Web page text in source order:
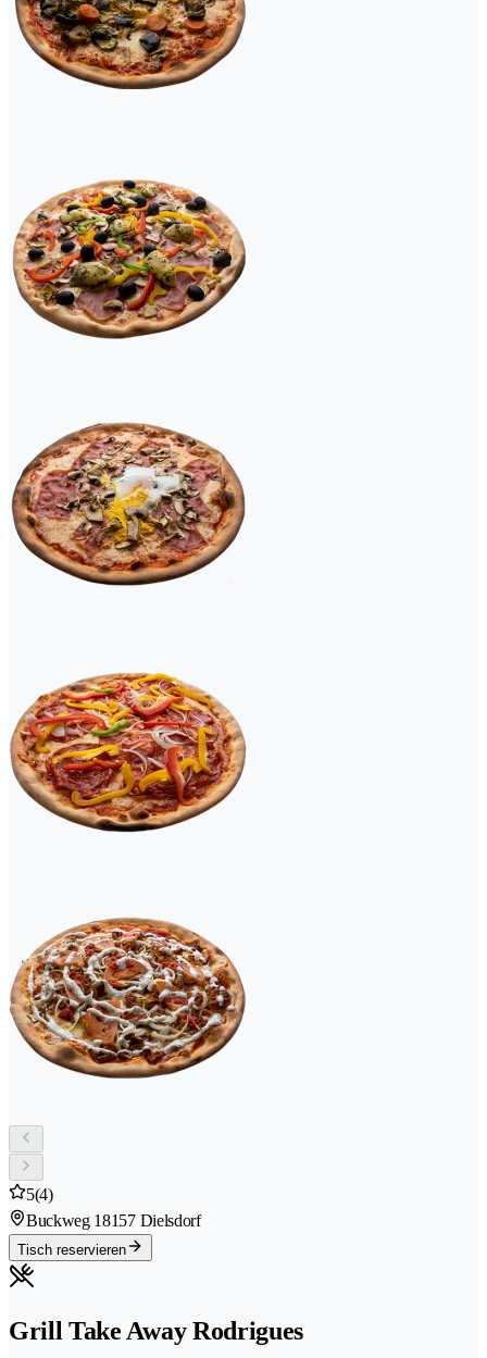
5(4)
Buckweg 18157 Dielsdorf
Tisch reservieren
Grill Take Away Rodrigues